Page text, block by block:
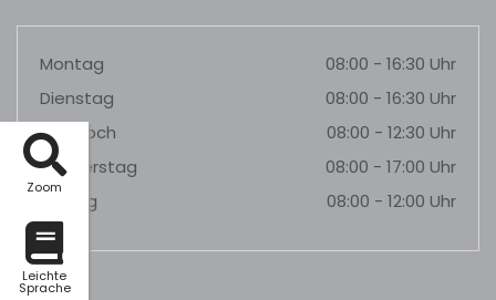
Zoom
Leichte
Sprache
Montag
08:00 - 16:30 Uhr
Dienstag
08:00 - 16:30 Uhr
Mittwoch
08:00 - 12:30 Uhr
Donnerstag
08:00 - 17:00 Uhr
Freitag
08:00 - 12:00 Uhr